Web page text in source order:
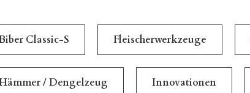
Classic-S Fleischerwerkzeuge
/ Dengelzeug Innovationen